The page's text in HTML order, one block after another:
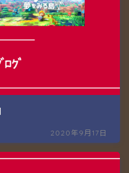
2020年9月17日